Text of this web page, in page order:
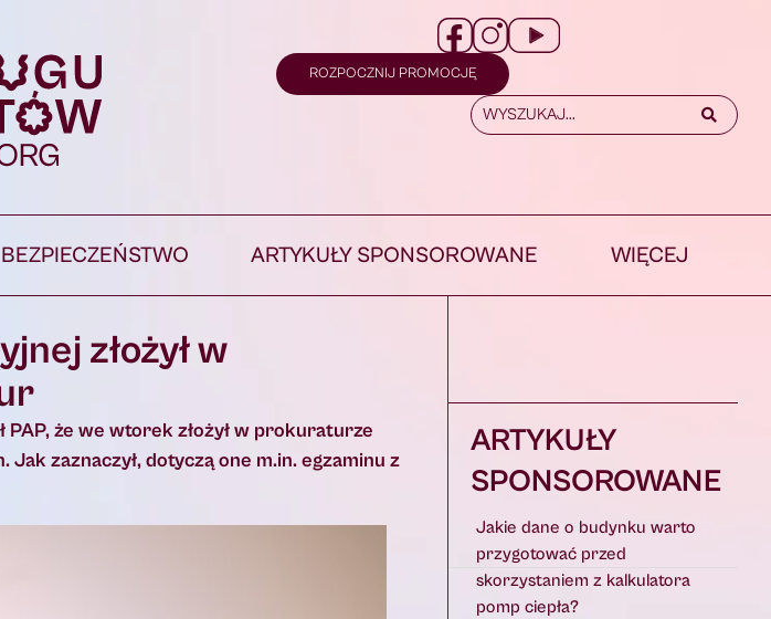
ROZPOCZNIJ PROMOCJĘ
BEZPIECZEŃSTWO ARTYKUŁY SPONSOROWANE WIĘCEJ
złożył w
że we wtorek złożył w prokuraturze
zaznaczył, dotyczą one m.in. egzaminu z
ARTYKUŁY
SPONSOROWANE
Jakie dane o budynku warto
przygotować przed
skorzystaniem z kalkulatora
pomp ciepła?